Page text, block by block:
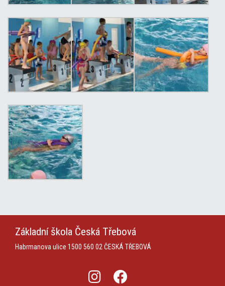
Základní škola Česká Třebová
Habrmanova ulice 1500 560 02 ČESKÁ TŘEBOVÁ